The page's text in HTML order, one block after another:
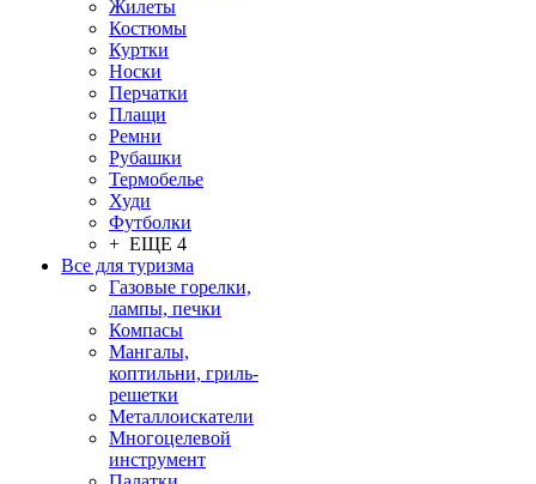
Жилеты
Костюмы
Куртки
Носки
Перчатки
Плащи
Ремни
Рубашки
Термобелье
Худи
Футболки
+ ЕЩЕ 4
Все для туризма
Газовые горелки,
лампы, печки
Компасы
Мангалы,
коптильни, гриль-
решетки
Металлоискатели
Многоцелевой
инструмент